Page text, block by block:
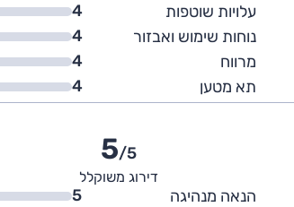
5/5
דירוג משוקלל
הנאה מנהיגה
5
עלויות שוטפות
4
נוחות שימוש ואבזור
4
מרווח
4
תא מטען
4